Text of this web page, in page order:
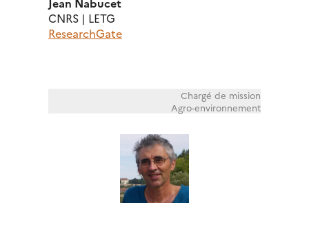
CNRS | LETG
ResearchGate
Chargé de mission
Agro-environnement